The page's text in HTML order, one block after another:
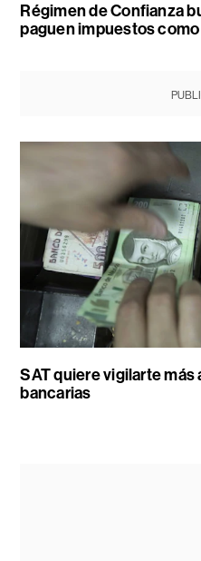
Régimen de Confianza
paguen impuestos
SAT quiere vigilarte
bancarias